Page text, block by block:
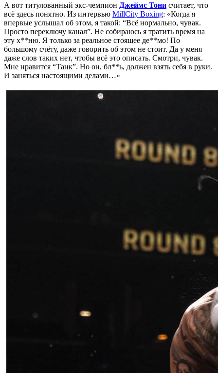
А вот титулованный экс-чемпион Джеймс Тони считает, что
всё здесь понятно. Из интервью MillCity Boxing: «Когда я
впервые услышал об этом, я такой: “Всё нормально, чувак.
Просто переключу канал”. Не собираюсь я тратить время на
эту х**ню. Я только за реальное стоящее де**мо! По
большому счёту, даже говорить об этом не стоит. Да у меня
даже слов таких нет, чтобы всё это описать. Смотри, чувак.
Мне нравится “Танк”. Но он, бл**ь, должен взять себя в руки.
И заняться настоящими делами…»